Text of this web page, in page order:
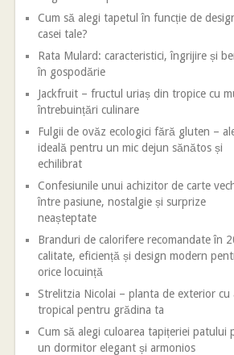
Cum să alegi tapetul în funcție de
casei tale?
Rata Mulard: caracteristici, îngrijire și
în gospodărie
Jackfruit – fructul uriaș din tropice cu
întrebuințări culinare
Fulgii de ovăz ecologici fără gluten –
ideală pentru un mic dejun sănătos și
echilibrat
Confesiunile unui achizitor de carte
între pasiune, nostalgie și surprize
neașteptate
Branduri de calorifere recomandate în
calitate, eficiență și design modern
orice locuință
Strelitzia Nicolai – planta de exterior cu
tropical pentru grădina ta
Cum să alegi culoarea tapițeriei patului
un dormitor elegant și armonios